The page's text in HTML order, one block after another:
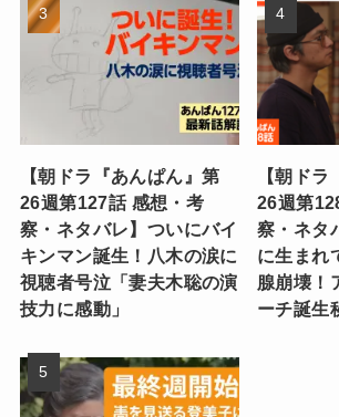
【朝ドラ『あんぱん』第
26週第127話 感想・考
察・ネタバレ】ついにバイ
キンマン誕生！八木の涙に
視聴者号泣「妻夫木聡の演
技力に感動」
【朝ド
26週第
察・ネタ
に生まれ
腺崩壊！
ーチ誕生